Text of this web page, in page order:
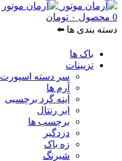
0 محصول ۰ تومان
دسته بندی ها ⬅️
باک ها
تزیینات
سر دسته اسپورت
آرم ها
آینه گرد برچسبی
ابر رنتال
برچسب ها
دزدگیر
زه باک
شبرنگ